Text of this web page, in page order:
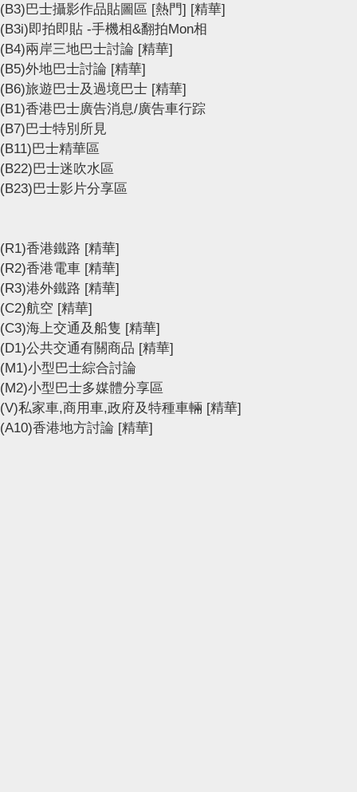
(B3)巴士攝影作品貼圖區 [熱門] [精華]
(B3i)即拍即貼 -手機相&翻拍Mon相
(B4)兩岸三地巴士討論 [精華]
(B5)外地巴士討論 [精華]
(B6)旅遊巴士及過境巴士 [精華]
(B1)香港巴士廣告消息/廣告車行踪
(B7)巴士特別所見
(B11)巴士精華區
(B22)巴士迷吹水區
(B23)巴士影片分享區
(R1)香港鐵路 [精華]
(R2)香港電車 [精華]
(R3)港外鐵路 [精華]
(C2)航空 [精華]
(C3)海上交通及船隻 [精華]
(D1)公共交通有關商品 [精華]
(M1)小型巴士綜合討論
(M2)小型巴士多媒體分享區
(V)私家車,商用車,政府及特種車輛 [精華]
(A10)香港地方討論 [精華]